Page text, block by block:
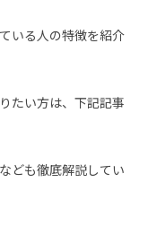
いる人の特徴を紹介
たい方は、下記記事
ども徹底解説してい